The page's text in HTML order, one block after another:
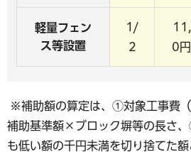
軽量フェン
ス等設置
1/
2
0
※補助額の算定は、①対象工事費
補助基準額×ブロック塀等の長さ
も低い額の千円未満を切り捨てた額